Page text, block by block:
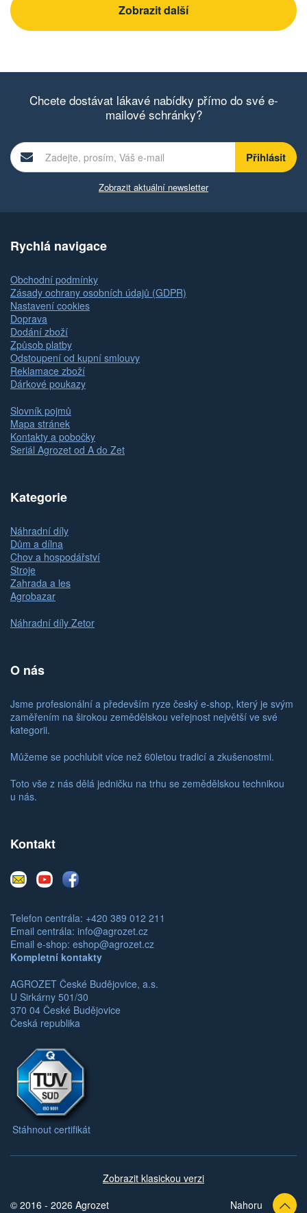
Zobrazit další
Chcete dostávat lákavé nabídky přímo do své e-
mailové schránky?
Zobrazit aktuální newsletter
Rychlá navigace
Obchodní podmínky
Zásady ochrany osobních údajů (GDPR)
Nastavení cookies
Doprava
Dodání zboží
Způsob platby
Odstoupení od kupní smlouvy
Reklamace zboží
Dárkové poukazy
Slovník pojmů
Mapa stránek
Kontakty a pobočky
Seriál Agrozet od A do Zet
Kategorie
Náhradní díly
Dům a dílna
Chov a hospodářství
Stroje
Zahrada a les
Agrobazar
Náhradní díly Zetor
O nás
Jsme profesionální a především ryze český e-shop, který je svým
zaměřením na širokou zemědělskou veřejnost největší ve své
kategorii.
Můžeme se pochlubit více než 60letou tradicí a zkušenostmi.
Toto vše z nás dělá jedničku na trhu se zemědělskou technikou
u nás.
Kontakt
E-
mail
YoutubeFacebook
Telefon centrála: +420 389 012 211
Email centrála: info@agrozet.cz
Email e-shop: eshop@agrozet.cz
Kompletní kontakty
AGROZET České Budějovice, a.s.
U Sirkárny 501/30
370 04 České Budějovice
Česká republika
Stáhnout certifikát
Zobrazit klasickou verzi
© 2016 - 2026 Agrozet
Nahoru